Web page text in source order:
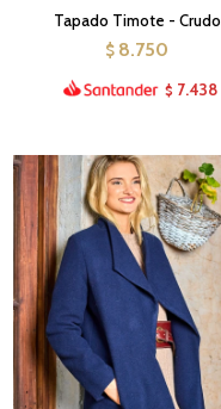
Tapado Timote - Crudo
$ 8.750
$ 7.438